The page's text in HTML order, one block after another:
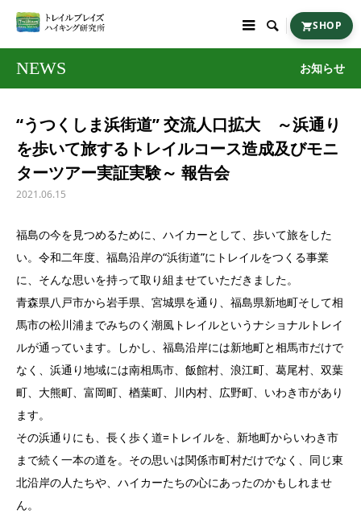
 SHOP
NEWS お知らせ
“うつくしま浜街道” 交流人口拡大 ～浜通り
を歩いて旅するトレイルコース造成及びモニ
ターツアー実証実験～ 報告会
2021.06.15
福島の今を見つめるために、ハイカーとして、歩いて旅をした
い。令和二年度、福島沿岸の“浜街道”にトレイルをつくる事業
に、そんな思いを持って取り組ませていただきました。
青森県八戸市から岩手県、宮城県を通り、福島県新地町そして相
馬市の松川浦までみちのく潮風トレイルというナショナルトレイ
ルが通っています。しかし、福島沿岸には新地町と相馬市だけで
なく、浜通り地域には南相馬市、飯館村、浪江町、葛尾村、双葉
町、大熊町、富岡町、楢葉町、川内村、広野町、いわき市があり
ます。
その浜通りにも、長く歩く道=トレイルを、新地町からいわき市
まで続く一本の道を。その思いは関係市町村だけでなく、同じ東
北沿岸の人たちや、ハイカーたちの心にあったのかもしれませ
ん。